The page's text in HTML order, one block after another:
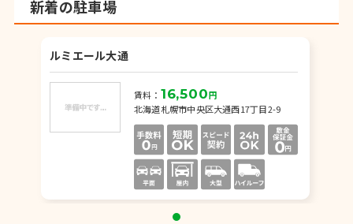
新着の駐車場
ルミエール大通
賃料： 16,500円
北海道札幌市中央区大通西17丁目2-9